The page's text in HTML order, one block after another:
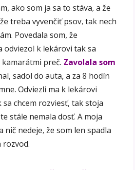
ako som ja sa to stáva, a že
treba vyvenčiť psov, tak nech
Povedala som, že
odviezol k lekárovi tak sa
kamarátmi preč. Zavolala som
sadol do auta, a za 8 hodín
Odviezli ma k lekárovi
sa chcem rozviesť, tak stoja
stále nemala dosť. A moja
nič nedeje, že som len spadla
rozvod.